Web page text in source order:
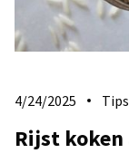
4/24/2025
Rijst koken